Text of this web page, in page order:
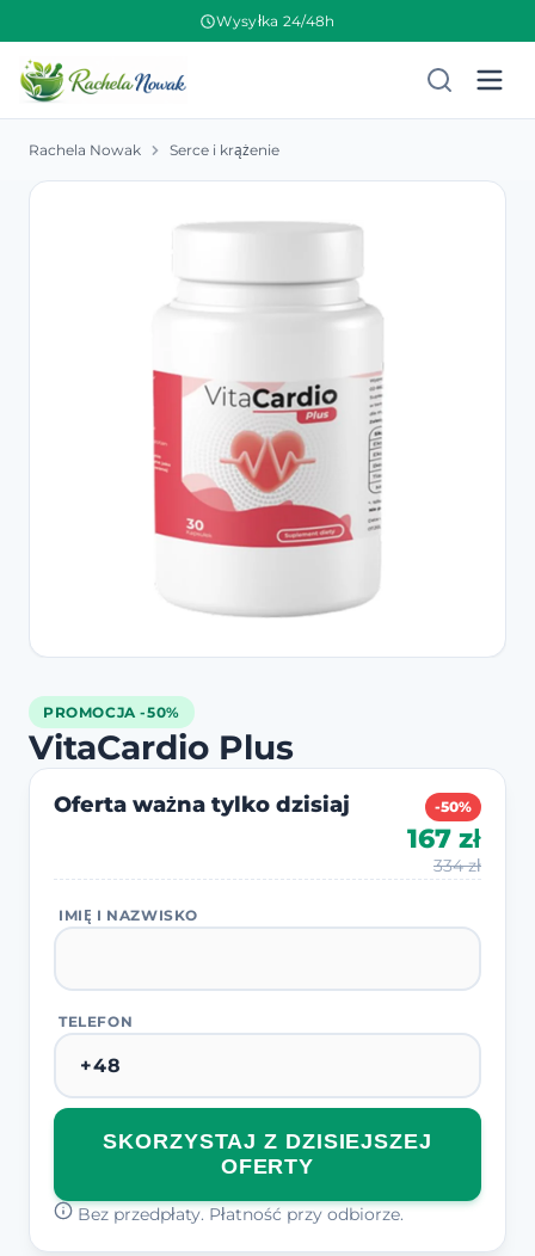
Wysyłka 24/48h
Rachela Nowak Serce i krążenie
PROMOCJA -50%
VitaCardio Plus
Oferta ważna tylko dzisiaj -50%
167 zł
334 zł
IMIĘ I NAZWISKO
TELEFON
SKORZYSTAJ Z DZISIEJSZEJ
OFERTY
Bez przedpłaty. Płatność przy odbiorze.